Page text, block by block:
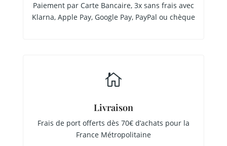
Paiement par Carte Bancaire, 3x sans frais avec
Klarna, Apple Pay, Google Pay, PayPal ou chèque

Livraison
Frais de port offerts dès 70€ d’achats pour la
France Métropolitaine